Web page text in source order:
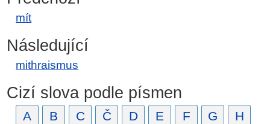
mít
Následující
mithraismus
Cizí slova podle písmen
A B C Č D E F G
H